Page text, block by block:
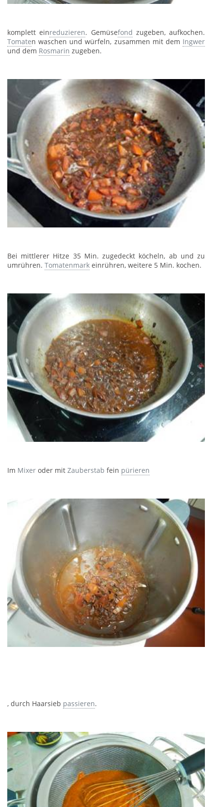
komplett einreduzieren. Gemüsefond zugeben, aufkochen.
Tomaten waschen und würfeln, zusammen mit dem Ingwer
und dem Rosmarin zugeben.
Bei mittlerer Hitze 35 Min. zugedeckt köcheln, ab und zu
umrühren. Tomatenmark einrühren, weitere 5 Min. kochen.
Im Mixer oder mit Zauberstab fein pürieren
, durch Haarsieb passieren.